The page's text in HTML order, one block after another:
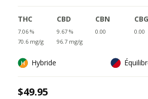
THC
7.06 %
70.6 mg/g
CBD
9.67 %
96.7 mg/g
CBN
0.00
CBG
0.00
Hybride
$49.95